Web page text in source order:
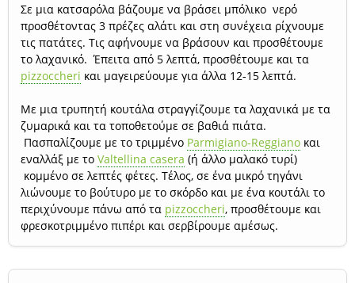
Σε μια κατσαρόλα βάζουμε να βράσει μπόλικο νερό
προσθέτοντας 3 πρέζες αλάτι και στη συνέχεια ρίχνουμε
τις πατάτες. Τις αφήνουμε να βράσουν και προσθέτουμε
το λαχανικό. Έπειτα από 5 λεπτά, προσθέτουμε και τα
pizzoccheri και μαγειρεύουμε για άλλα 12-15 λεπτά.
Με μια τρυπητή κουτάλα στραγγίζουμε τα λαχανικά με τα
ζυμαρικά και τα τοποθετούμε σε βαθιά πιάτα.
Πασπαλίζουμε με το τριμμένο Parmigiano-Reggiano και
εναλλάξ με το Valtellina casera (ή άλλο μαλακό τυρί)
κομμένο σε λεπτές φέτες. Τέλος, σε ένα μικρό τηγάνι
λιώνουμε το βούτυρο με το σκόρδο και με ένα κουτάλι το
περιχύνουμε πάνω από τα pizzoccheri, προσθέτουμε και
φρεσκοτριμμένο πιπέρι και σερβίρουμε αμέσως.